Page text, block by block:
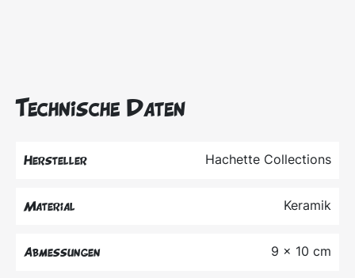
Technische Daten
Hersteller Hachette Collections
Material Keramik
Abmessungen 9 x 10 cm